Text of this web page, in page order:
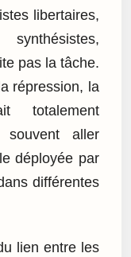
libertaires,
pas la tâche.
répression, la
totalement
aller
déployée par
différentes
lien entre les